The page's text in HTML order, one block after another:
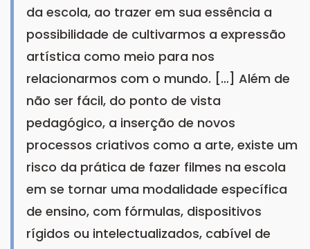
da escola, ao trazer em sua essência a
possibilidade de cultivarmos a expressão
artística como meio para nos
relacionarmos com o mundo. […] Além de
não ser fácil, do ponto de vista
pedagógico, a inserção de novos
processos criativos como a arte, existe um
risco da prática de fazer filmes na escola
em se tornar uma modalidade específica
de ensino, com fórmulas, dispositivos
rígidos ou intelectualizados, cabível de